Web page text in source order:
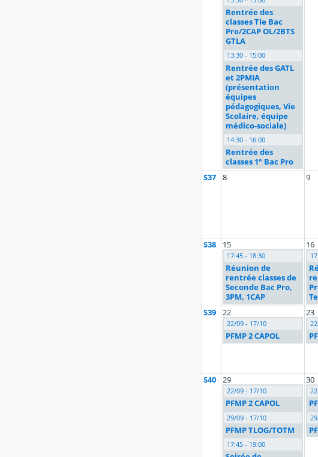
Rentrée des
classes Tle Bac
Pro/2CAP OL/2BTS
GTLA
13:30 - 15:00
Rentrée des GATL
et 2PMIA
(présentation
équipes
pédagogiques, Vie
Scolaire, équipe
médico-sociale)
14:30 - 16:00
Rentrée des
classes 1° Bac Pro
S37 8 9
S38 15
17:45 - 18:30
Réunion de
rentrée classes de
Seconde Bac Pro,
3PM, 1CAP
16
S39 22
22/09 - 17/10
PFMP 2 CAPOL
23
S40 29
22/09 - 17/10
PFMP 2 CAPOL
29/09 - 17/10
PFMP TLOG/TOTM
17:45 - 19:00
30